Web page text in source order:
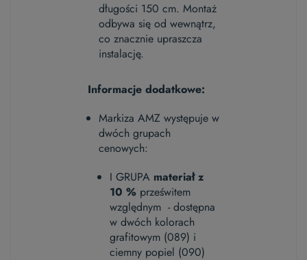
długości 150 cm. Montaż
odbywa się od wewnątrz,
co znacznie upraszcza
instalację.
Informacje dodatkowe:
Markiza AMZ występuje w
dwóch grupach
cenowych:
I GRUPA materiał z
10 % prześwitem
względnym - dostępna
w dwóch kolorach
grafitowym (089) i
ciemny popiel (090)